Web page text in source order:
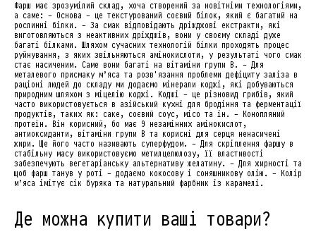
Фарш має зрозумілий склад, хоча створений за новітніми технологіями,
а саме: - Основа - це текстурований соєвий білок, який є багатий на
рослинні білки. - За смак відповідають дріжджові екстракти, які
виготовляються з неактивних дріжджів, вони у своєму складі дуже
багаті білками. Шляхом сучасних технологій білки проходять процес
руйнування, з яких звільняються амінокислоти, у результаті чого смак
стає насиченим. Саме вони багаті на вітаміни групи B. - Для
металевого присмаку м’яса та розв'язання проблеми дефіциту заліза в
раціоні людей до складу ми додаємо мінерали коджі, які добуваються
природним шляхом з міцелію коджі. Коджі - це різновид грибів, який
часто використовується в азійський кухні для бродіння та ферментації
продуктів, таких як: саке, соєвий соус, місо та ін. - Конопляний
протеїн. Він корисний, бо має 9 незамінних амінокислот,
антиоксиданти, вітаміни групи B та корисні для серця ненасичені
жири. Ще його часто називають суперфудом. - Для скріплення фаршу в
стабільну масу використовуємо метилцелюлозу, її властивості
забезпечують вегетаріанську альтернативу желатину. - Для жирності та
щоб фарш танув у роті - додаємо кокосову і соняшникову олію. - Колір
м’яса імітує сік буряка та натуральний фарбник із карамелі.
Де можна купити ваші товари?